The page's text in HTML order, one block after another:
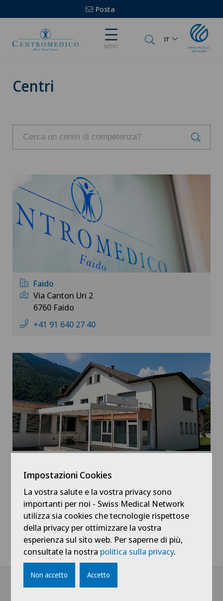
Posta
MENU
IT
Centri
Faido
Via Canton Uri 2
6760 Faido
+41 91 640 27 40
Campagna 5
+41 91 872 10 76
Home Centri medici Centromedico Centri
Impostazioni Cookies
La vostra salute e la vostra privacy sono
importanti per noi - Swiss Medical Network
utilizza sia cookies che tecnologie rispettose
della privacy per ottimizzare la vostra
esperienza sul sito web. Per saperne di più,
consultate la nostra politica sulla privacy.
Non accetto Accetto